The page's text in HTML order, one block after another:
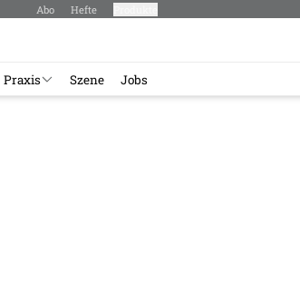
Abo Hefte
Praxis Szene Jobs